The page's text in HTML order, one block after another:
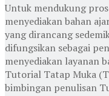
Untuk mendukung
menyediakan bahan
yang dirancang
difungsikan sebagai
menyediakan layanan
Tutorial Tatap Muka
bimbingan penulisan